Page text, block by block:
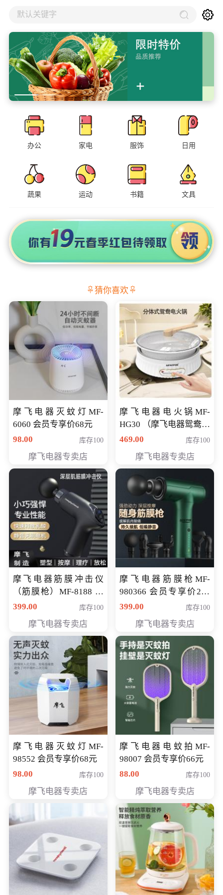
默认关键字
办公 家电 服饰 日用
蔬果 运动 书籍 文具
猜你喜欢
摩飞电器灭蚊灯MF-
6060 会员专享价68元
98.00
库存100
摩飞电器专卖店
摩飞电器电火锅MF-
HG30 （摩飞电器鸳鸯锅
MF-HG30 ） 会员专享价
469.00 库存100
摩飞电器专卖店
摩飞电器筋膜冲击仪
（筋膜枪）MF-8188 会
员专享价268元
399.00 库存100
摩飞电器专卖店
摩飞电器筋膜枪MF-
980366 会员专享价299
元
399.00 库存100
摩飞电器专卖店
摩飞电器灭蚊灯MF-
98552 会员专享价68元
98.00
库存100
摩飞电器专卖店
摩飞电器电蚊拍MF-
98007 会员专享价66元
88.00
库存100
摩飞电器专卖店